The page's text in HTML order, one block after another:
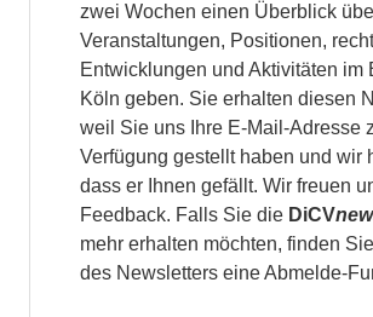
zwei Wochen einen Überblick
Veranstaltungen, Positionen,
Entwicklungen und Aktivitäten im
Köln geben. Sie erhalten diesen
weil Sie uns Ihre E-Mail-Adresse
Verfügung gestellt haben und wir
dass er Ihnen gefällt. Wir freuen
Feedback. Falls Sie die DiCV
mehr erhalten möchten, finden
des Newsletters eine Abmelde-